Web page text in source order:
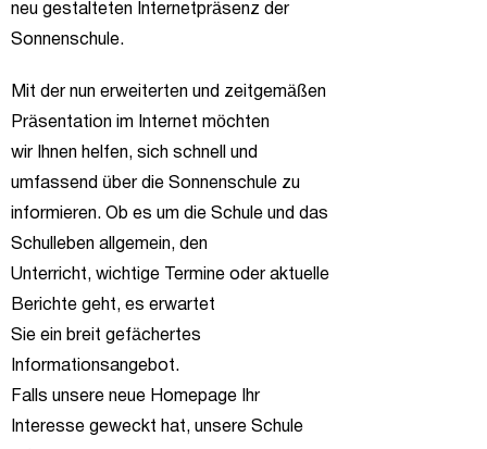
neu gestalteten Internetpräsenz der
Sonnenschule.
Mit der nun erweiterten und zeitgemäßen
Präsentation im Internet möchten
wir Ihnen helfen, sich schnell und
umfassend über die Sonnenschule zu
informieren. Ob es um die Schule und das
Schulleben allgemein, den
Unterricht, wichtige Termine oder aktuelle
Berichte geht, es erwartet
Sie ein breit gefächertes
Informationsangebot.
Falls unsere neue Homepage Ihr
Interesse geweckt hat, unsere Schule